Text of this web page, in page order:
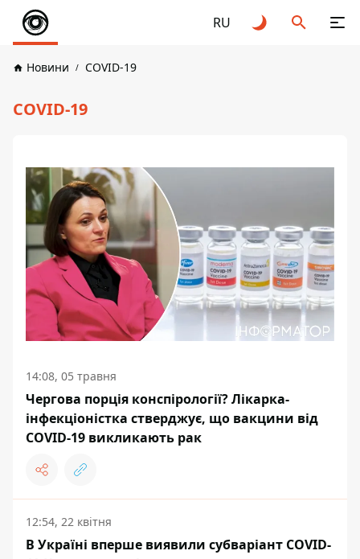
RU
Новини COVID-19
COVID-19
14:08, 05 травня
Чергова порція конспірології? Лікарка-
інфекціоністка стверджує, що вакцини від
COVID-19 викликають рак
12:54, 22 квітня
В Україні вперше виявили субваріант COVID-